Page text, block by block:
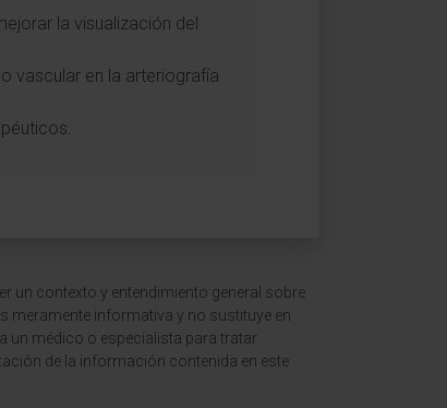
la visualización del
vascular en la arteriografía
un contexto y entendimiento general sobre
meramente informativa y no sustituye en
un médico o especialista para tratar
de la información contenida en este